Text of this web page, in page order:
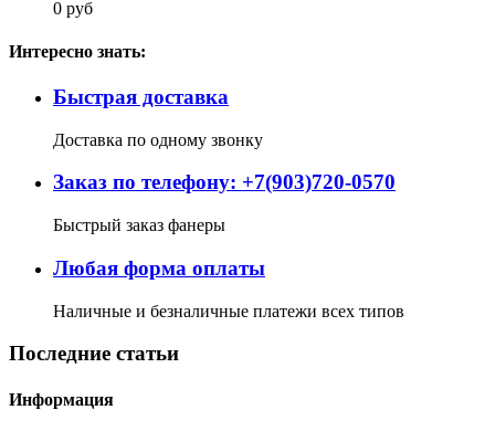
0 руб
Интересно знать:
Быстрая доставка
Доставка по одному звонку
Заказ по телефону: +7(903)720-0570
Быстрый заказ фанеры
Любая форма оплаты
Наличные и безналичные платежи всех типов
Последние статьи
Информация